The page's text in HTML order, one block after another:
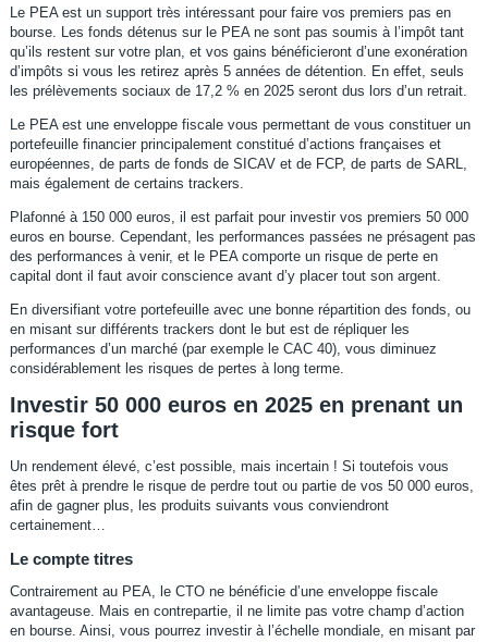
Le PEA est un support très intéressant pour faire vos premiers pas en
bourse. Les fonds détenus sur le PEA ne sont pas soumis à l’impôt tant
qu’ils restent sur votre plan, et vos gains bénéficieront d’une exonération
d’impôts si vous les retirez après 5 années de détention. En effet, seuls
les prélèvements sociaux de 17,2 % en 2025 seront dus lors d’un retrait.
Le PEA est une enveloppe fiscale vous permettant de vous constituer un
portefeuille financier principalement constitué d’actions françaises et
européennes, de parts de fonds de SICAV et de FCP, de parts de SARL,
mais également de certains trackers.
Plafonné à 150 000 euros, il est parfait pour investir vos premiers 50 000
euros en bourse. Cependant, les performances passées ne présagent pas
des performances à venir, et le PEA comporte un risque de perte en
capital dont il faut avoir conscience avant d’y placer tout son argent.
En diversifiant votre portefeuille avec une bonne répartition des fonds, ou
en misant sur différents trackers dont le but est de répliquer les
performances d’un marché (par exemple le CAC 40), vous diminuez
considérablement les risques de pertes à long terme.
Investir 50 000 euros en 2025 en prenant un
risque fort
Un rendement élevé, c’est possible, mais incertain ! Si toutefois vous
êtes prêt à prendre le risque de perdre tout ou partie de vos 50 000 euros,
afin de gagner plus, les produits suivants vous conviendront
certainement…
Le compte titres
Contrairement au PEA, le CTO ne bénéficie d’une enveloppe fiscale
avantageuse. Mais en contrepartie, il ne limite pas votre champ d’action
en bourse. Ainsi, vous pourrez investir à l’échelle mondiale, en misant par